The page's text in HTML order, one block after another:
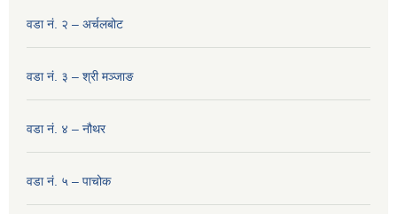
वडा नं. २ – अर्चलबोट
वडा नं. ३ – श्री मञ्‍जाङ
वडा नं. ४ – नौथर
वडा नं. ५ – पाचोक